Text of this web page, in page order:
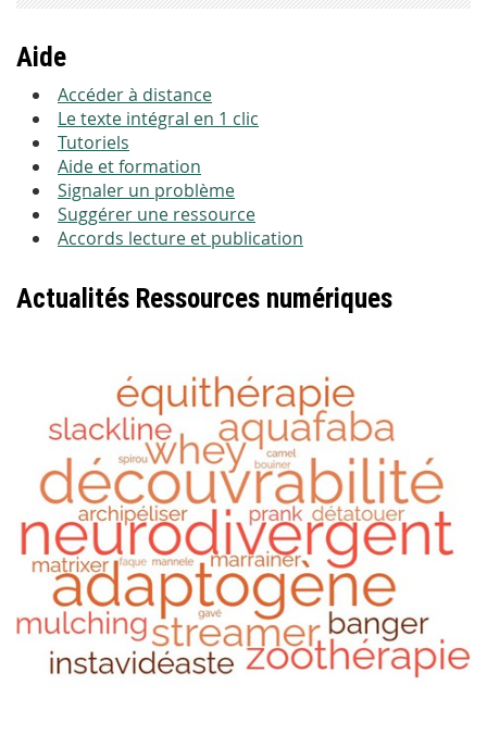
Aide
Accéder à distance
Le texte intégral en 1 clic
Tutoriels
Aide et formation
Signaler un problème
Suggérer une ressource
Accords lecture et publication
Actualités Ressources numériques